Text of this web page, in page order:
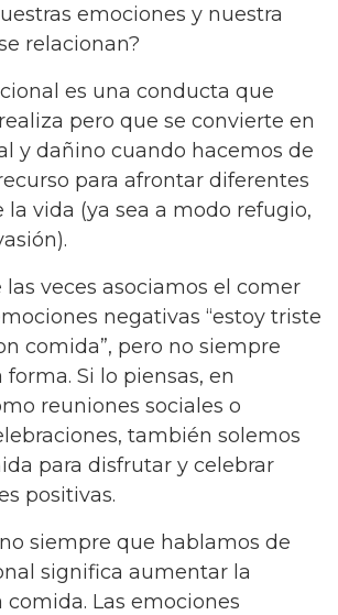
emociones y nuestra
relacionan?
es una conducta que
pero que se convierte en
y dañino cuando hacemos de
para afrontar diferentes
la vida (ya sea a modo refugio,
las veces asociamos el comer
negativas “estoy triste
comida”, pero no siempre
Si lo piensas, en
reuniones sociales o
también solemos
para disfrutar y celebrar
positivas.
siempre que hablamos de
significa aumentar la
Las emociones